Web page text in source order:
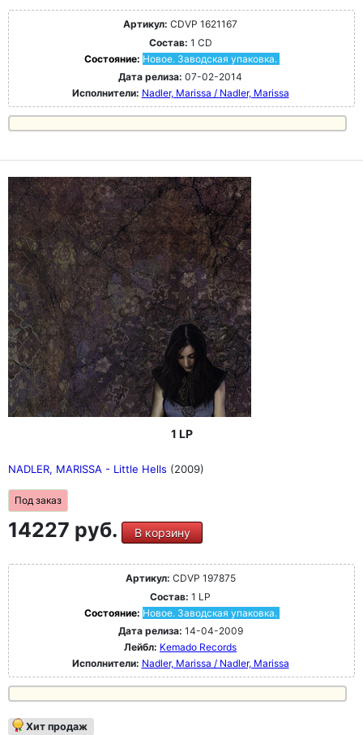
Артикул: CDVP 1621167
Состав: 1 CD
Состояние: Новое. Заводская упаковка.
Дата релиза: 07-02-2014
Исполнители: Nadler, Marissa / Nadler, Marissa
1 LP
NADLER, MARISSA - Little Hells (2009)
Под заказ
14227 руб. В корзину
Артикул: CDVP 197875
Состав: 1 LP
Состояние: Новое. Заводская упаковка.
Дата релиза: 14-04-2009
Лейбл: Kemado Records
Исполнители: Nadler, Marissa / Nadler, Marissa
Хит продаж